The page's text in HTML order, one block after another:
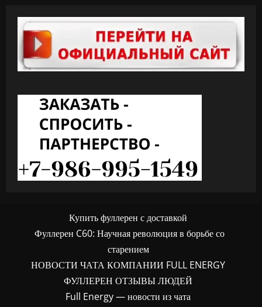
Купить фуллерен с доставкой
Фуллерен C60: Научная революция в борьбе со
старением
НОВОСТИ ЧАТА КОМПАНИИ FULL ENERGY
ФУЛЛЕРЕН ОТЗЫВЫ ЛЮДЕЙ
Full Energy — новости из чата